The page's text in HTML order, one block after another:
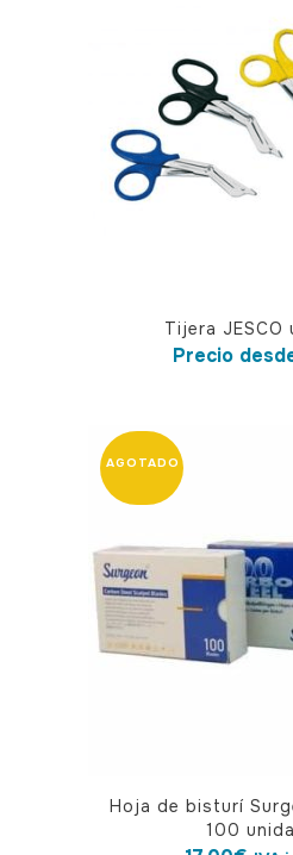
variantes.
Las
opciones
pueden
elegir
en
la
Tijera JESCO
Precio
Hoja de bisturí
100